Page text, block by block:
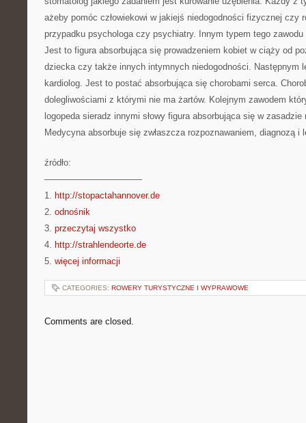
ażeby pomóc człowiekowi w jakiejś niedogodności fizycznej czy
przypadku psychologa czy psychiatry. Innym typem tego
Jest to figura absorbująca się prowadzeniem kobiet w ciąży od
dziecka czy także innych intymnych niedogodności. Następnym
kardiolog. Jest to postać absorbująca się chorobami serca.
dolegliwościami z którymi nie ma żartów. Kolejnym zawodem
logopeda sieradz innymi słowy figura absorbująca się w
Medycyna absorbuje się zwłaszcza rozpoznawaniem, diagnozą i
źródło:
———————————
1. http://stopactahannover.de
2. odnośnik
3. przeczytaj wszystko
4. http://strahlendeorte.de
5. więcej informacji
CATEGORIES: ROWERY TURYSTYCZNE I WYPRAWOWE
Comments are closed.